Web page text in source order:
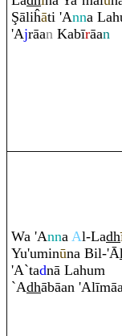
Şāliĥāti 'Anna
'Ajrāan Kabīrāan
Wa 'Anna Al-Ladh
Yu'uminūna Bil-'Ā
'A`tadnā Lahum
`Adhābāan